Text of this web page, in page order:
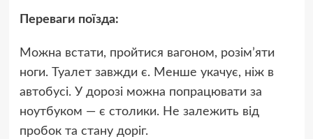
Переваги поїзда:
Можна встати, пройтися вагоном, розім’яти
ноги. Туалет завжди є. Менше укачує, ніж в
автобусі. У дорозі можна попрацювати за
ноутбуком — є столики. Не залежить від
пробок та стану доріг.